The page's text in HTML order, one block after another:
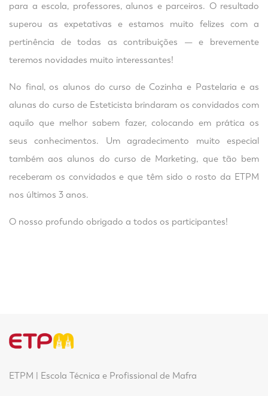
para a escola, professores, alunos e parceiros. O resultado
superou as expetativas e estamos muito felizes com a
pertinência de todas as contribuições — e brevemente
teremos novidades muito interessantes!
No final, os alunos do curso de Cozinha e Pastelaria e as
alunas do curso de Esteticista brindaram os convidados com
aquilo que melhor sabem fazer, colocando em prática os
seus conhecimentos. Um agradecimento muito especial
também aos alunos do curso de Marketing, que tão bem
receberam os convidados e que têm sido o rosto da ETPM
nos últimos 3 anos.
O nosso profundo obrigado a todos os participantes!
ETPM | Escola Técnica e Profissional de Mafra